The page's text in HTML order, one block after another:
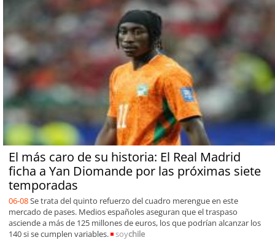
El más caro de su historia: El Real Madrid
ficha a Yan Diomande por las próximas siete
temporadas
06-08Se trata del quinto refuerzo del cuadro merengue en este
mercado de pases. Medios españoles aseguran que el traspaso
asciende a más de 125 millones de euros, los que podrían alcanzar los
140 si se cumplen variables.
soychile